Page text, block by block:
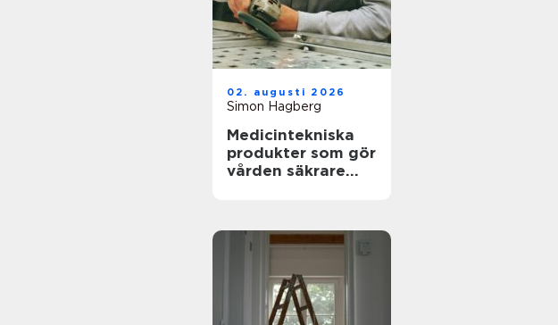
02. augusti 2026
Simon Hagberg
Medicintekniska
produkter som gör
vården säkrare